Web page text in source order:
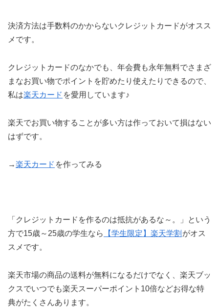
決済方法は手数料のかからないクレジットカードがオスス
メです。
クレジットカードのなかでも、年会費も永年無料でさまざ
まなお買い物でポイントを貯めたり使えたりできるので、
私は楽天カード を愛用しています♪
楽天でお買い物することが多い方は作っておいて損はない
はずです。
→楽天カード を作ってみる
「クレジットカードを作るのは抵抗があるな～。」という
方で15歳～25歳の学生なら
【学生限定】楽天学割 がオス
スメです。
楽天市場の商品の送料が無料になるだけでなく、楽天ブッ
クスでいつでも楽天スーパーポイント10倍などお得な特
典がたくさんあります。